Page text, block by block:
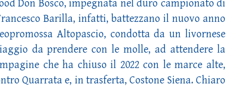
Don Bosco, impegnata nel duro campionato di
Barilla, infatti, battezzano il nuovo anno
Altopascio, condotta da un livornese
da prendere con le molle, ad attendere la
che ha chiuso il 2022 con le marce alte,
Quarrata e, in trasferta, Costone Siena. Chiaro